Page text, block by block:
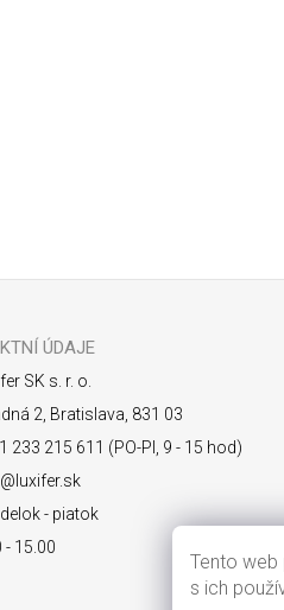
Tento web
s ich
ÚDAJE
SK s. r. o.
2, Bratislava, 831 03
233 215 611 (PO-PI, 9 - 15 hod)
- piatok
- 15.00